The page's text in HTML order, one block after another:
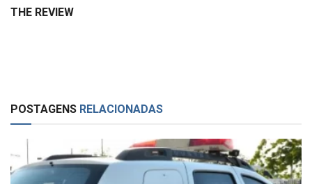
THE REVIEW
POSTAGENS RELACIONADAS